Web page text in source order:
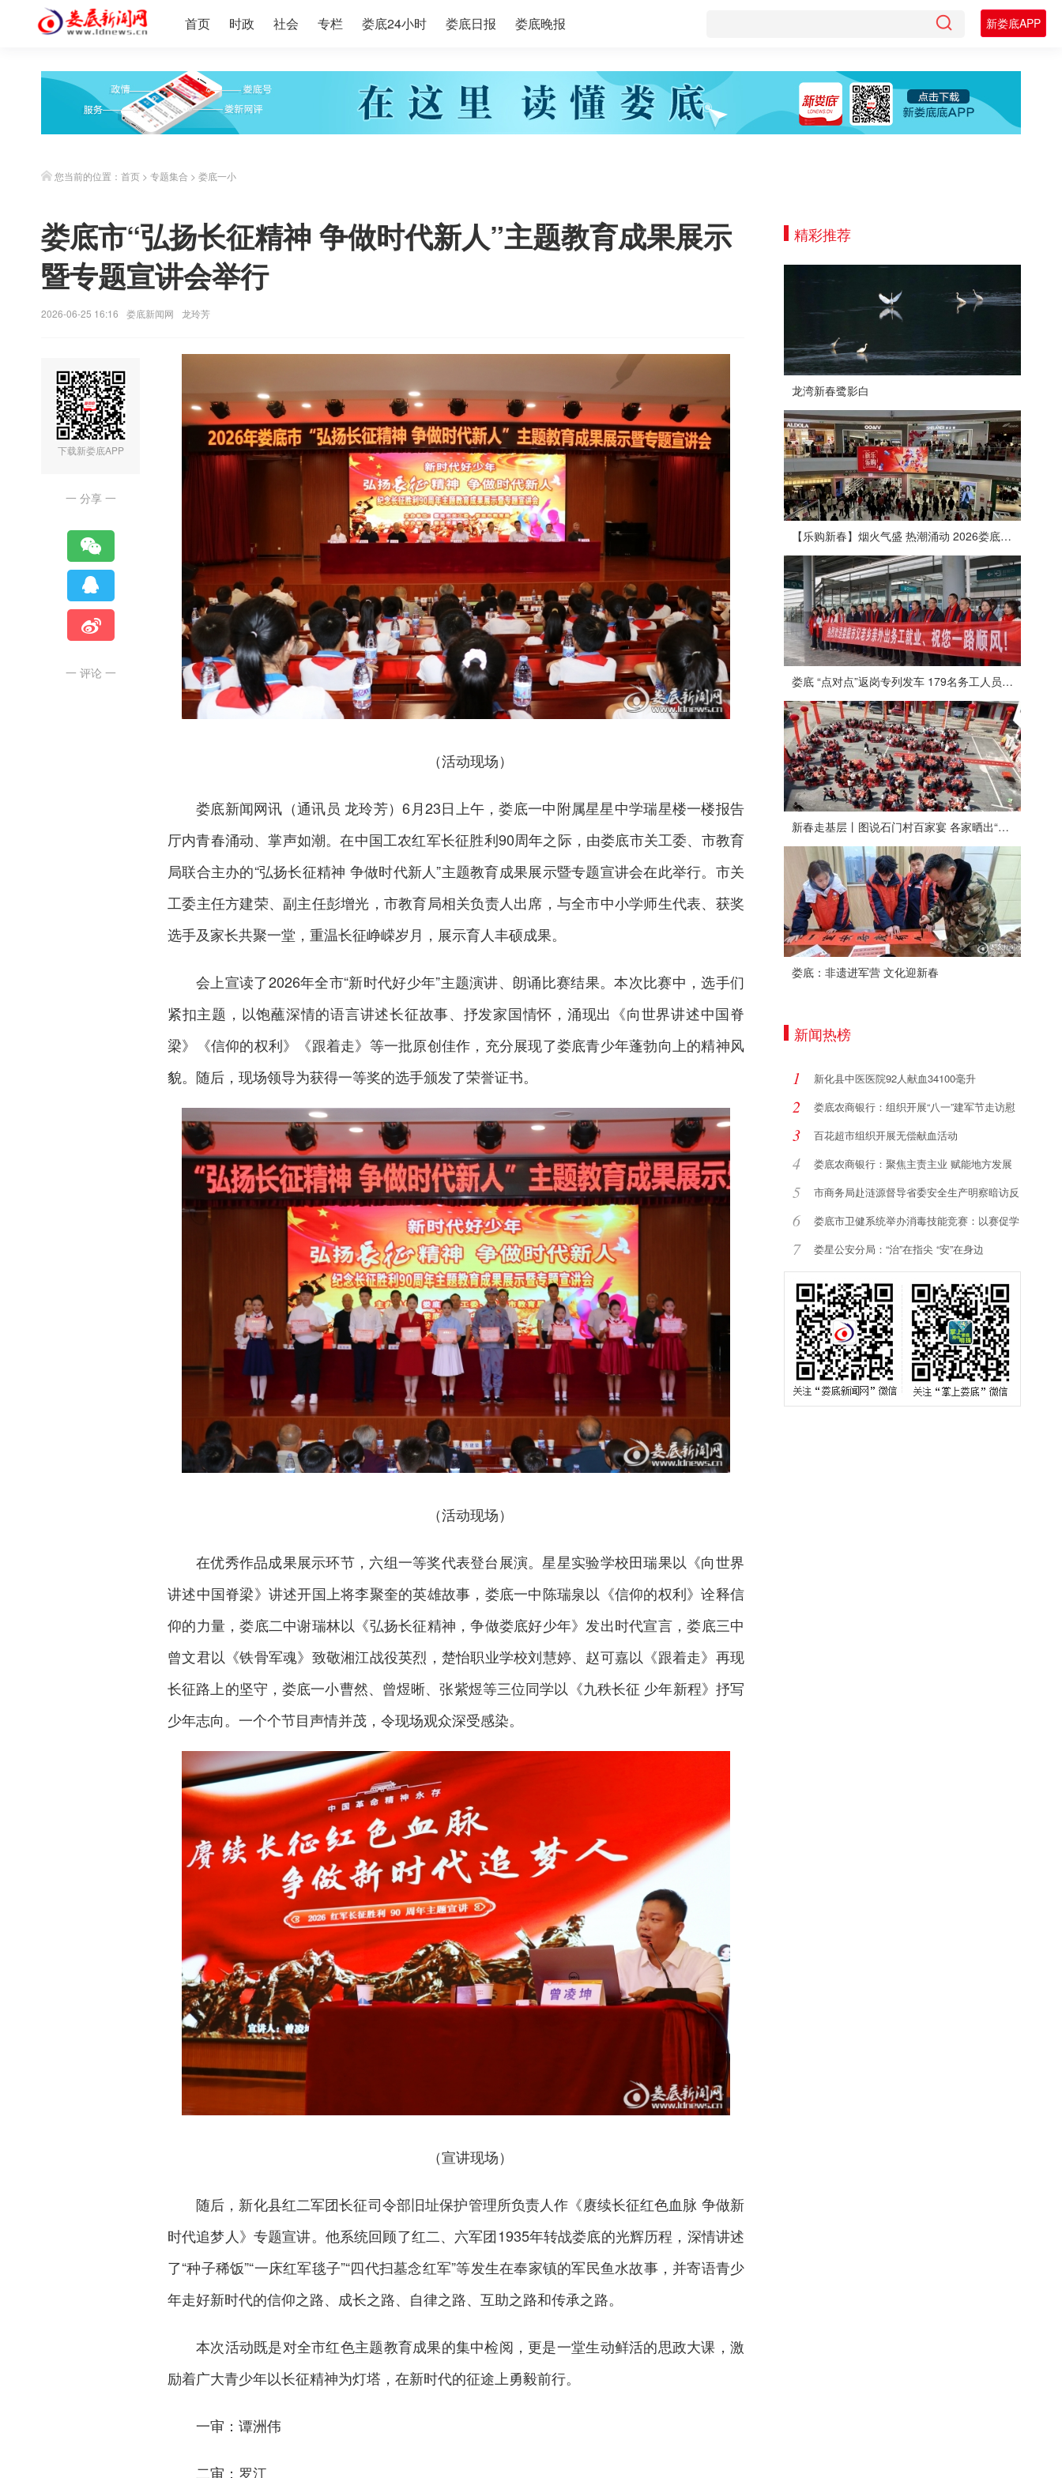
首页 时政 社会 专栏 娄底24小时 娄底日报 娄底晚报 新娄底APP
您当前的位置： 首页 > 专题集合 > 娄底一小
娄底市“弘扬长征精神 争做时代新人”主题教育成果展示
暨专题宣讲会举行
2026-06-25 16:16 娄底新闻网 龙玲芳
下载新娄底APP
一 分享 一
一 评论 一
（活动现场）
娄底新闻网讯（通讯员 龙玲芳）6月23日上午，娄底一中附属星星中学瑞星楼一楼报告
厅内青春涌动、掌声如潮。在中国工农红军长征胜利90周年之际，由娄底市关工委、市教育
局联合主办的“弘扬长征精神 争做时代新人”主题教育成果展示暨专题宣讲会在此举行。市关
工委主任方建荣、副主任彭增光，市教育局相关负责人出席，与全市中小学师生代表、获奖
选手及家长共聚一堂，重温长征峥嵘岁月，展示育人丰硕成果。
会上宣读了2026年全市“新时代好少年”主题演讲、朗诵比赛结果。本次比赛中，选手们
紧扣主题，以饱蘸深情的语言讲述长征故事、抒发家国情怀，涌现出《向世界讲述中国脊
梁》《信仰的权利》《跟着走》等一批原创佳作，充分展现了娄底青少年蓬勃向上的精神风
貌。随后，现场领导为获得一等奖的选手颁发了荣誉证书。
（活动现场）
在优秀作品成果展示环节，六组一等奖代表登台展演。星星实验学校田瑞果以《向世界
讲述中国脊梁》讲述开国上将李聚奎的英雄故事，娄底一中陈瑞泉以《信仰的权利》诠释信
仰的力量，娄底二中谢瑞林以《弘扬长征精神，争做娄底好少年》发出时代宣言，娄底三中
曾文君以《铁骨军魂》致敬湘江战役英烈，楚怡职业学校刘慧婷、赵可嘉以《跟着走》再现
长征路上的坚守，娄底一小曹然、曾煜晰、张紫煜等三位同学以《九秩长征 少年新程》抒写
少年志向。一个个节目声情并茂，令现场观众深受感染。
（宣讲现场）
随后， 新化县红二军团长征司令部旧址保护管理所负责人作《赓续长征红色血脉 争做新
时代追梦人》专题宣讲。他系统回顾了红二、六军团1935年转战娄底的光辉历程，深情讲述
了“种子稀饭”“一床红军毯子”“四代扫墓念红军”等发生在奉家镇的军民鱼水故事，并寄语青少
年走好新时代的信仰之路、成长之路、自律之路、互助之路和传承之路。
本次活动既是对全市红色主题教育成果的集中检阅，更是一堂生动鲜活的思政大课，激
励着广大青少年以长征精神为灯塔，在新时代的征途上勇毅前行。
一审：谭洲伟
二审：罗江
精彩推荐
龙湾新春鹭影白
【乐购新春】烟火气盛 热潮涌动 2026娄底春节消费市场喜迎“开门红”
娄底 “点对点”返岗专列发车 179名务工人员免费赴沪
新春走基层丨图说石门村百家宴 各家晒出“拿手菜”
娄底：非遗进军营 文化迎新春
新闻热榜
1 新化县中医医院92人献血34100毫升
2 娄底农商银行：组织开展“八一”建军节走访慰
3 百花超市组织开展无偿献血活动
4 娄底农商银行：聚焦主责主业 赋能地方发展
5
市商务局赴涟源督导省委安全生产明察暗访反
6
娄底市卫健系统举办消毒技能竞赛：以赛促学
强7 娄星公安分局：“治”在指尖 “安”在身边